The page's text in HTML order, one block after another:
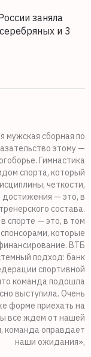
заняла
и 3
мужская сборная по
этому —
Гимнастика
спорта, который
четкости,
— это, в
состава.
спорте — это, в том
которые
ВТБ
подход: банк
спортивной
команда подошла
выступила. Очень
форме приехать на
все ждем от нашей
команда оправдает
наши ожидания»,